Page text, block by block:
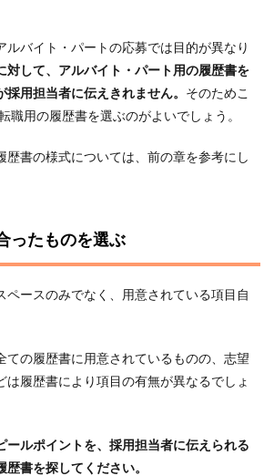
ルバイト・パートの応募では目的が異なり
対して、アルバイト・パート用の履歴書を
用担当者に伝えきれません。 そのためこ
職用の履歴書を選ぶのがよいでしょう。
歴書の様式については、前の章を参考にし
ったものを選ぶ
ペースのみでなく、用意されている項目自
ての履歴書に用意されているものの、志望
は履歴書により項目の有無が異なるでしょ
ールポイントを、採用担当者に伝えられる
書を探してください。